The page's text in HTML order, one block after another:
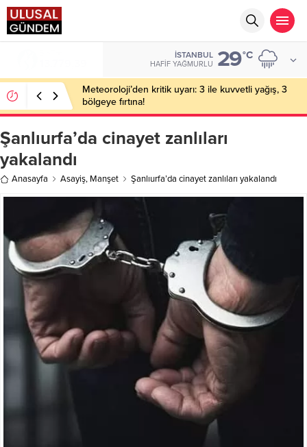
İSTANBUL
HAFIF YAĞMURLU 29°C
Meteoroloji’den kritik uyarı: 3 ile kuvvetli yağış, 3
bölgeye fırtına!
Şanlıurfa’da cinayet zanlıları
yakalandı
Anasayfa Asayiş, Manşet Şanlıurfa’da cinayet zanlıları yakalandı